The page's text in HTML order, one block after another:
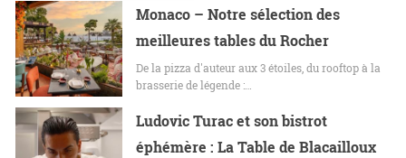
Monaco – Notre sélection des
meilleures tables du Rocher
De la pizza d'auteur aux 3 étoiles, du rooftop à la
brasserie de légende :…
Ludovic Turac et son bistrot
éphémère : La Table de Blacailloux